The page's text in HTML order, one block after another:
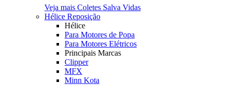
Veja mais Coletes Salva Vidas
Hélice Reposição
Hélice
Para Motores de Popa
Para Motores Elétricos
Principais Marcas
Clipper
MFX
Minn Kota